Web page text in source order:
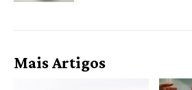
Mais Artigos